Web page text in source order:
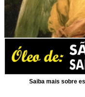
Saiba mais sobre